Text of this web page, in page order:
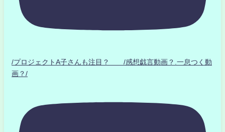
/プロジェクトA子さんも注目？ /感想戯言動画？.一息つく動
画？/